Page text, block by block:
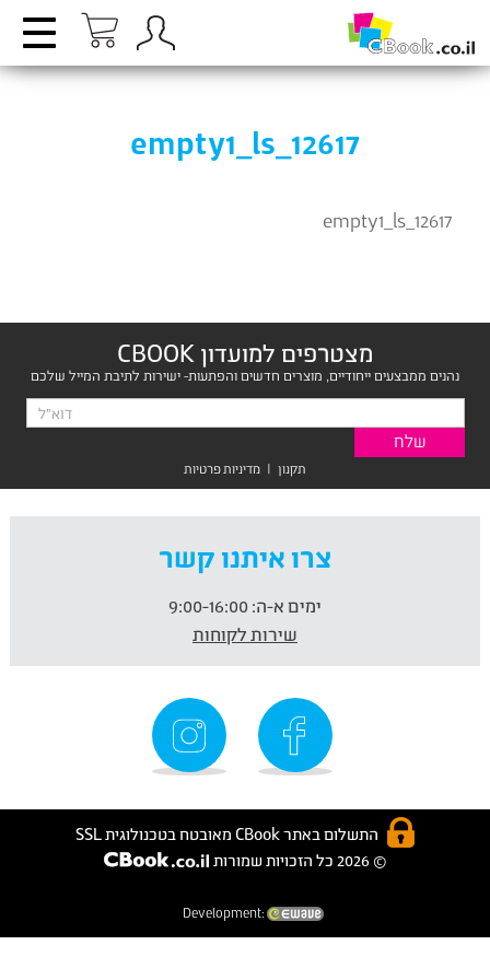
empty1_ls_12617
empty1_ls_12617
מצטרפים למועדון CBOOK
נהנים ממבצעים ייחודיים, מוצרים חדשים והפתעות- ישירות לתיבת המייל שלכם
תקנון | מדיניות פרטיות
צרו איתנו קשר
ימים א-ה:
שירות לקוחות
התשלום באתר CBook מאובטח בטכנולוגית SSL
© 2026 כל הזכויות שמורות
Development: